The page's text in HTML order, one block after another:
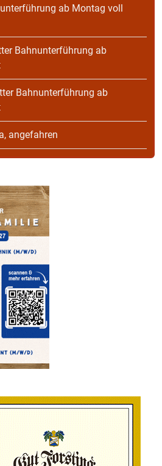
ab Montag voll
Bahnunterführung ab
Bahnunterführung ab
angefahren